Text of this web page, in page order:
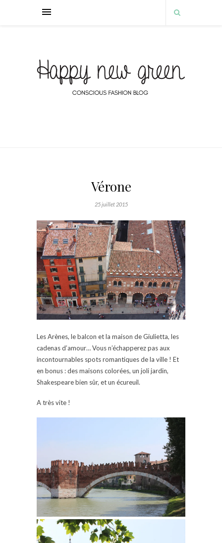
Vérone
25 juillet 2015
Les Arènes, le balcon et la maison de Giulietta, les
cadenas d’amour… Vous n’échapperez pas aux
incontournables spots romantiques de la ville ! Et
en bonus : des maisons colorées, un joli jardin,
Shakespeare bien sûr, et un écureuil.
A très vite !